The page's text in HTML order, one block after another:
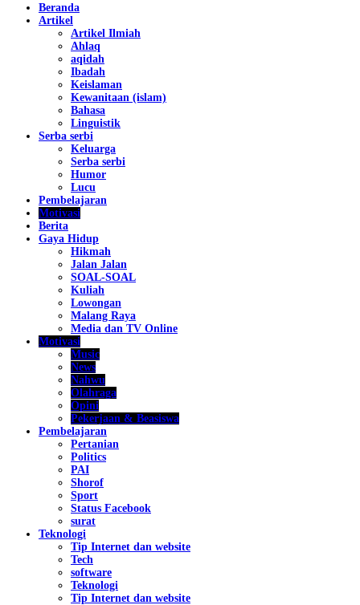
Beranda
Artikel
Artikel Ilmiah
Ahlaq
aqidah
Ibadah
Keislaman
Kewanitaan (islam)
Bahasa
Linguistik
Serba serbi
Keluarga
Serba serbi
Humor
Lucu
Pembelajaran
Motivasi
Berita
Gaya Hidup
Hikmah
Jalan Jalan
SOAL-SOAL
Kuliah
Lowongan
Malang Raya
Media dan TV Online
Motivasi
Music
News
Nahwu
Olahraga
Opini
Pekerjaan & Beasiswa
Pembelajaran
Pertanian
Politics
PAI
Shorof
Sport
Status Facebook
surat
Teknologi
Tip Internet dan website
Tech
software
Teknologi
Tip Internet dan website